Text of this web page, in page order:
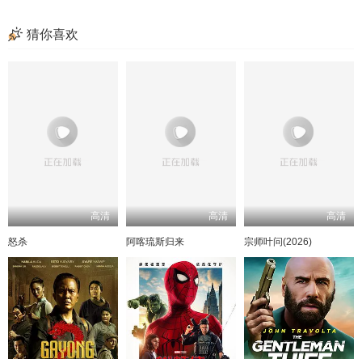
猜你喜欢
高清
怒杀
高清
阿喀琉斯归来
高清
宗师叶问(2026)